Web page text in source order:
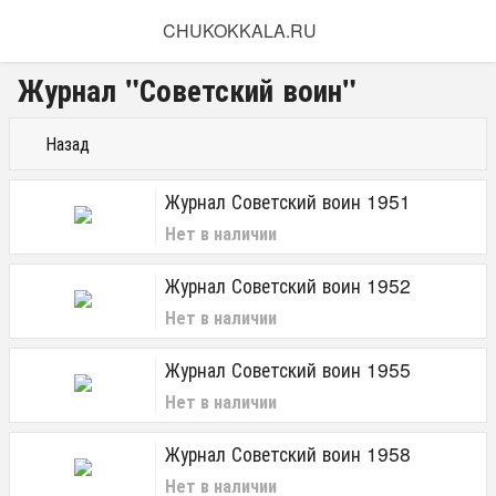
CHUKOKKALA.RU
Журнал "Советский воин"
Назад
Журнал Советский воин 1951
Нет в наличии
Журнал Советский воин 1952
Нет в наличии
Журнал Советский воин 1955
Нет в наличии
Журнал Советский воин 1958
Нет в наличии